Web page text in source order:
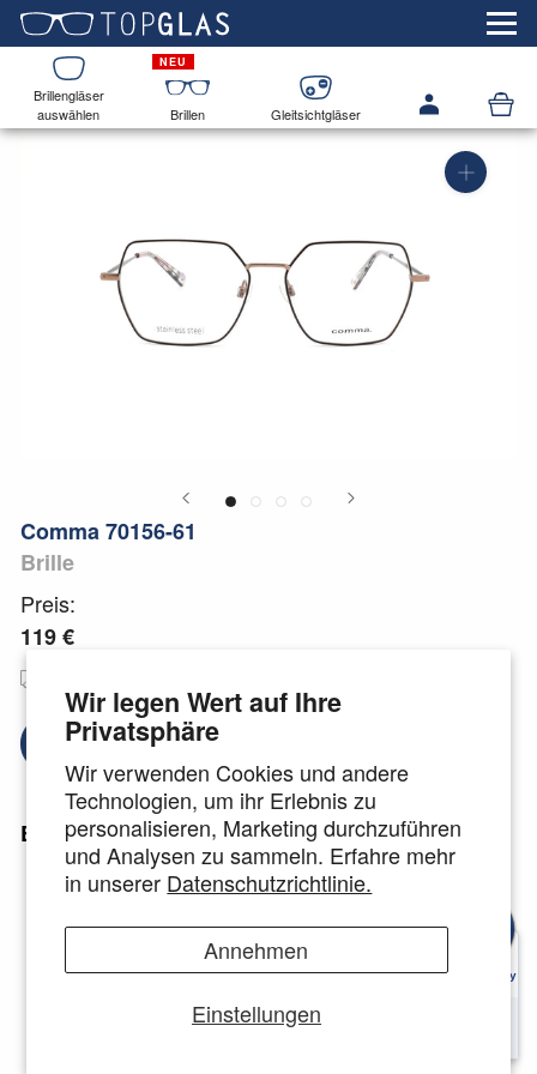
Wir legen Wert auf Ihre
Privatsphäre
Wir verwenden Cookies und andere
Technologien, um ihr Erlebnis zu
personalisieren, Marketing durchzuführen
und Analysen zu sammeln. Erfahre mehr
in unserer Datenschutzrichtlinie.
Einstellungen
Annehmen
Brillengläser
auswählen
Brillen Gleitsichtgläser
Comma 70156-61
Brille
Preis:
119 €
Versand
🇩🇪
Brillengläser auswählen
Einzelheiten:
Rahmengröße: 55-16-140
Passform: Damen
Material: Stainless Steel
Geeignet für alle Arten von Gläsern